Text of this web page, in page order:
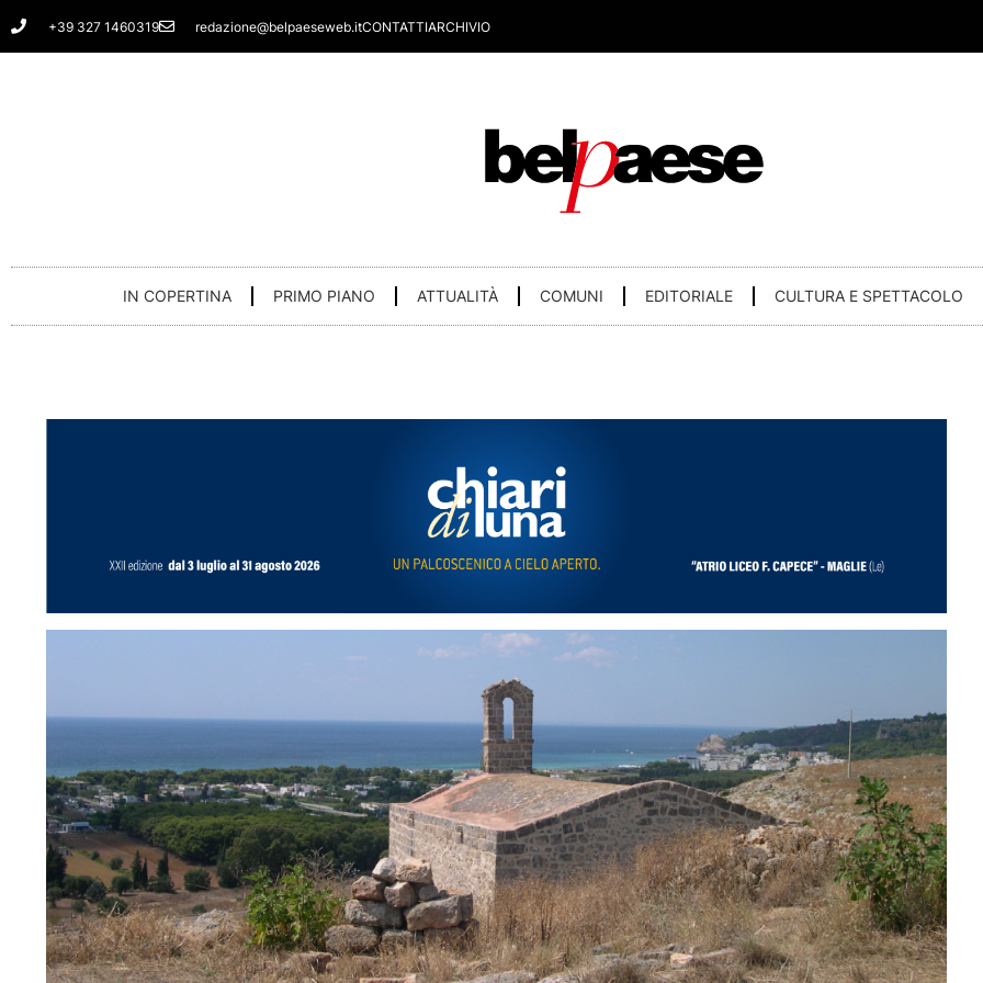
Vai
al
+39 327 1460319 redazione@belpaeseweb.itCONTATTIARCHIVIO
IN COPERTINA PRIMO PIANO ATTUALITÀ COMUNI EDITORIALE CULTURA E SPETTACOLO